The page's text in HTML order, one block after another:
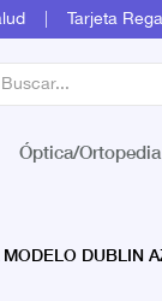
Tarjeta
Óptica/Ortopedia
DUBLIN